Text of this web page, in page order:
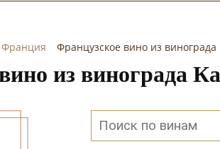
Франция Французское вино из
из винограда